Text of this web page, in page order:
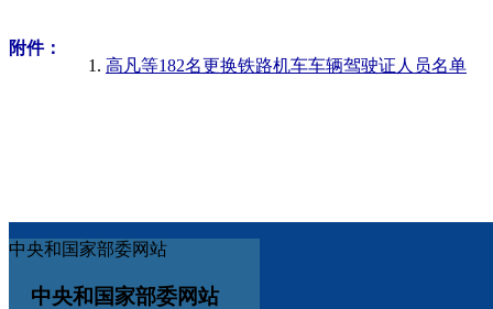
附件：
高凡等182名更换铁路机车车辆驾驶证人员名单
中央和国家部委网站
中央和国家部委网站